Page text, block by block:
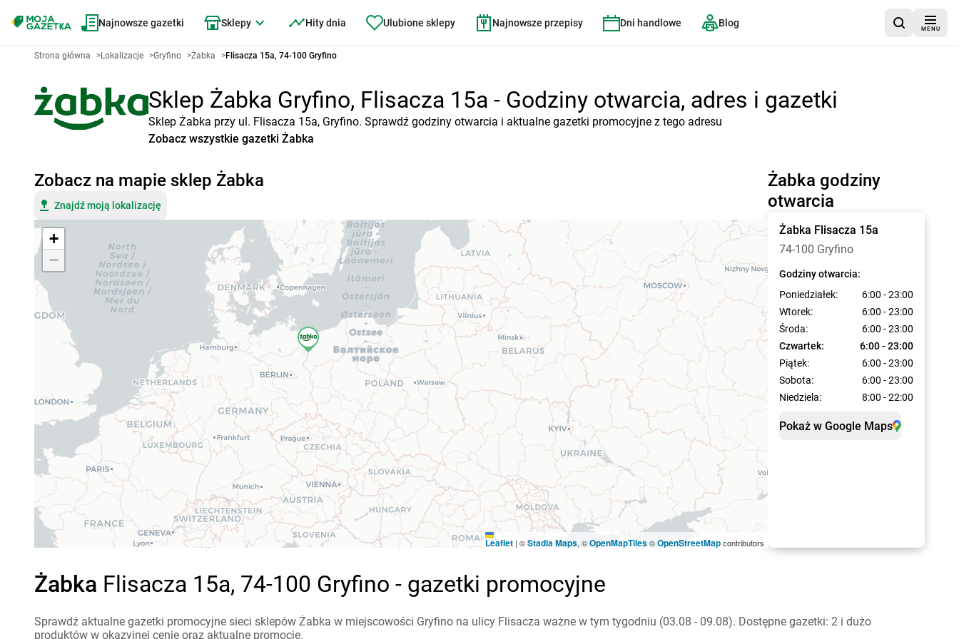
Najnowsze gazetki Sklepy Hity dnia Ulubione sklepy Najnowsze przepisy Dni handlowe Blog
MENU
Strona główna >Lokalizacje >Gryfino >Żabka >Flisacza 15a, 74-100 Gryfino
Sklep Żabka Gryfino, Flisacza 15a - Godziny otwarcia, adres i gazetki
Sklep Żabka przy ul. Flisacza 15a, Gryfino. Sprawdź godziny otwarcia i aktualne gazetki promocyjne z tego adresu
Zobacz wszystkie gazetki Żabka
Żabka godziny
otwarcia
Żabka Flisacza 15a
74-100 Gryfino
Godziny otwarcia:
Poniedziałek:
6:00 - 23:00
Wtorek:
6:00 - 23:00
Środa:
6:00 - 23:00
Czwartek:
6:00 - 23:00
Piątek:
6:00 - 23:00
Sobota:
6:00 - 23:00
Niedziela:
8:00 - 22:00
Pokaż w Google Maps
Zobacz na mapie sklep Żabka
Znajdź moją lokalizację
+
−
Leaflet | ©Stadia Maps, ©OpenMapTiles©OpenStreetMapcontributors
Żabka Flisacza 15a, 74-100 Gryfino - gazetki promocyjne
Sprawdź aktualne gazetki promocyjne sieci sklepów Żabka w miejscowości Gryfino na ulicy Flisacza ważne w tym tygodniu (03.08 - 09.08). Dostępne gazetki: 2 i dużo
produktów w okazyjnej cenie oraz aktualne promocje.